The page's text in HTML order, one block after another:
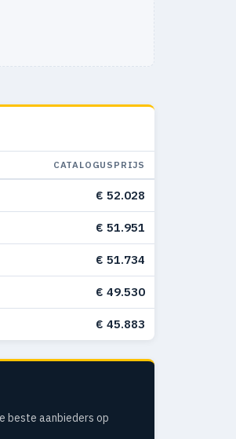
CATALOGUSPRIJS
€ 52.028
€ 51.951
€ 51.734
€ 49.530
€ 45.883
beste aanbieders op